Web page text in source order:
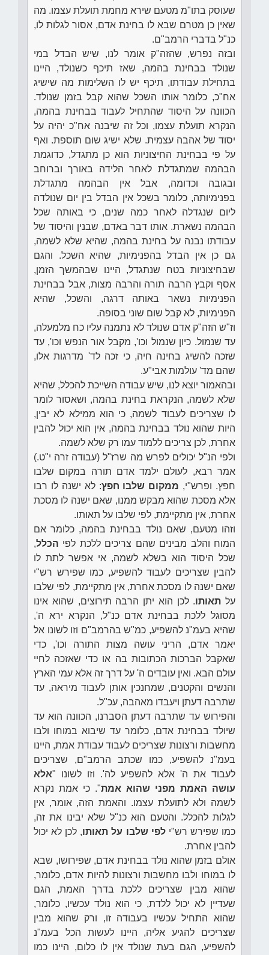
שעוסק בתו"מ מטעם שירא מחמת תועלת עצמו. מה
שאין כן מטרם שבא לו בחינת אדם, אסור לגלות לו,
כנ"ל בדברי הרמב"ם.
ובזה נפרש, שהזה"ק אומר לנו, שיש הבדל במי
שנולד בבחינת בהמה, שאז תיכף כשנולד, היינו
בתחילת עבודתו, תיכף יש לו השלימות מה שישיג
אח"כ, כלומר אותו השכל שהוא קבל בזמן שנולד.
הכוונה על היסוד שהתחיל לעבוד בבחינת בהמה,
הנקרא תועלת עצמו, וכל זה שיבנה אח"כ יהיה על
יסוד של אהבה עצמית. שלא ישיג שום תוספת. ואף
על פי בבחינת החיצוניות הוא כן מתגדל, כדוגמת
הבהמה שמתגדלת לאחר הלידה באורך וברוחב
ובגובה וכדומה, אבל אין הבהמה מתגדלת
בפנימיותה, כלומר בשכל אין הבדל בין יום שנולדה
ליום שנגדלה לאחר כמה שנים, כי באותה שכל
הבהמה נשארת. אותו דבר באדם, שבנין והיסוד של
עבודתו נבנה על בחינת בהמה, שהיא שלא לשמה,
גם כן אין הבדל בהפנימיות, שהיא השכל. והגם
שבחיצוניות בטח שנתגדל, היינו שבהמשך הזמן,
אסף וקבץ הרבה תורה והרבה מצות, אבל בבחינת
הפנימיות נשאר באותה דרגה, והשכל, שהיא
הפנימיות, לא קבל שום שוני בסופה.
וז"ש הזה"ק אדם שנולד לא נתמנה עליו כח מלמעלה,
עד שנמול. כיון שנמול וכו', מקבל אור הנפש וכו', עד
שזכה להשיג בחינה חיה, כי זכה לד' מדרגות אלו,
שהם מד' עולמות אבי"ע.
ובהאמור יוצא לנו, שיש עבודה השייכת להכלל, שהיא
שלא לשמה, הנקראת בחינת בהמה, ושאסור לומר
לו שצריכים לעבוד לשמה, כי הוא ממילא לא יבין,
היות שהוא נולד בבחינת בהמה, אין הוא יכול להבין
אחרת, לכן צריכים ללמוד עמו רק שלא לשמה.
ולפי הנ"ל יכולים לפרש מה שרז"ל (עבודה זרה י"ט.)
אמר רבא, לעולם ילמד אדם תורה במקום שלבו
חפץ. ופרש"י, ממקום שלבו חפץ: לא ישנה לו רבו
אלא מסכת שהוא מבקש ממנו, שאם ישנה לו מסכת
אחרת, אין מתקיימת, לפי שלבו על תאותו.
וזהו מטעם, שאם נולד בבחינת בהמה, כלומר אם
המוח והלב מבינים שהם צריכים ללכת לפי הכלל,
שכל היסוד הוא בשלא לשמה, אי אפשר לתת לו
להבין שצריכים לעבוד להשפיע, כמו שפירש רש"י
שאם ישנה לו מסכת אחרת, אין מתקיימת, לפי שלבו
על תאותו. לכן הוא יתן הרבה תירוצים, שהוא אינו
מסוגל ללכת בבחינת אדם כנ"ל, הנקרא ירא ה',
שהיא בעמ"נ להשפיע, כמ"ש בהרמב"ם וזו לשונו אל
יאמר אדם, הריני עושה מצות התורה וכו', כדי
שאקבל הברכות הכתובות בה או כדי שאזכה לחיי
עולם הבא. ואין עובדים ה' על דרך זה אלא עמי הארץ
והנשים והקטנים, שמחנכין אותן לעבוד מיראה, עד
שתרבה דעתן ויעבדו מאהבה, עכ"ל.
והפירוש עד שתרבה דעתן הסברנו, הכוונה הוא עד
שיולד בבחינת אדם, כלומר עד שיבוא במוחו ולבו
מחשבות ורצונות שצריכים לעבוד עבודת אמת, היינו
בעמ"נ להשפיע, כמו שכתב הרמב"ם, שצריכים
לעבוד את ה' אלא להשפיע לה'. וזו לשונו "אלא
עושה האמת מפני שהוא אמת". כי אמת נקרא
לשמה ולא לתועלת עצמו. והאמת הזה, אומר, אין
לגלות להכלל. והטעם הוא כנ"ל שלא יבינו את זה,
כמו שפירש רש"ילפי שלבו על תאותו, לכן לא יכול
להבין אחרת.
אולם בזמן שהוא נולד בבחינת אדם, שפירושו, שבא
לו במוחו ולבו מחשבות ורצונות להיות אדם, כלומר,
שהוא מבין שצריכים ללכת בדרך האמת, הגם
שעדיין לא יכול ללדת, כי הוא נולד עכשיו, כלומר,
שהוא התחיל עכשיו בעבודה זו, ורק שהוא מבין
שצריכים להגיע אליה, היינו לעשות הכל בעמ"נ
להשפיע, הגם בעת שנולד אין לו כלום, היינו כמו